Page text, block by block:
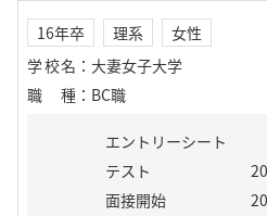
16年卒 理系
女性
学校名 ： 大妻女子大学
職種 ： BC職
エントリーシート
テスト
面接開始